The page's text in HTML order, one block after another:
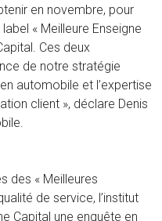
en novembre, pour
« Meilleure Enseigne
Ces deux
de notre stratégie
automobile et l’expertise
client », déclare Denis
des « Meilleures
de service, l’institut
Capital une enquête en